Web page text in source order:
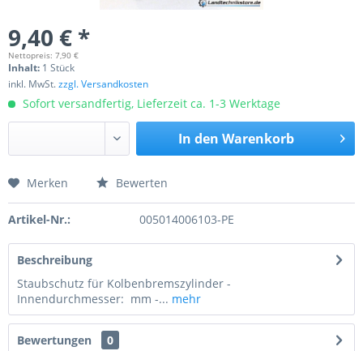
9,40 € *
Nettopreis: 7,90 €
Inhalt: 1 Stück
inkl. MwSt.zzgl. Versandkosten
Sofort versandfertig, Lieferzeit ca. 1-3 Werktage
In den Warenkorb
Preis anfragen
Merken Bewerten
Artikel-Nr.: 005014006103-PE
Beschreibung
Staubschutz für Kolbenbremszylinder -
Innendurchmesser: mm -... mehr
Bewertungen 0